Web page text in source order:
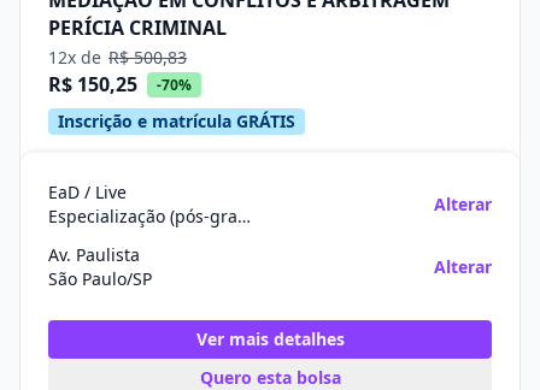
PERÍCIA CRIMINAL
12x de R$ 500,83
R$ 150,25 -70%
Inscrição e matrícula GRÁTIS
EaD / Live
Especialização (pós-graduação)
Alterar
Av. Paulista
São Paulo/SP
Alterar
Ver mais detalhes
Quero esta bolsa